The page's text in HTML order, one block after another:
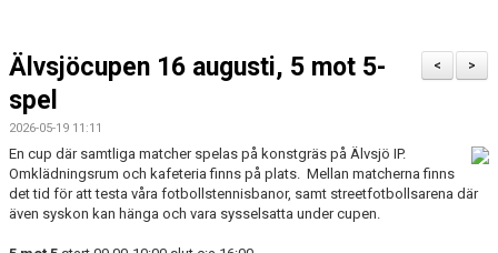
ÄLVSJÖS IDROTTSPLATSER
LEDARE
>
<
Älvsjöcupen 16 augusti, 5 mot 5-
spel
2026-05-19 11:11
En cup där samtliga matcher spelas på konstgräs på Älvsjö IP.
Omklädningsrum och kafeteria finns på plats. Mellan matcherna finns
det tid för att testa våra fotbollstennisbanor, samt streetfotbollsarena där
även syskon kan hänga och vara sysselsatta under cupen.